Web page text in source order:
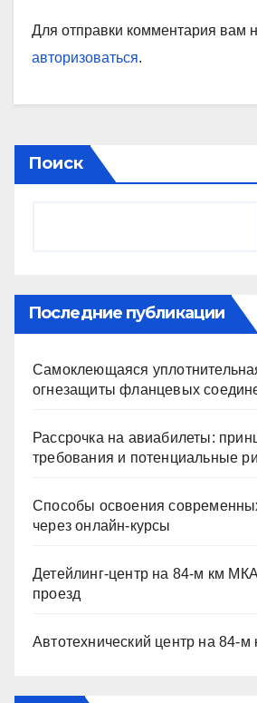
Для отправки комментария вам
авторизоваться.
Поиск
Последние публикации
Самоклеющаяся
огнезащиты фланцевых
Рассрочка на авиабилеты:
требования и потенциальные
Способы освоения
через онлайн-курсы
Детейлинг-центр на 84-м км
проезд
Автотехнический центр на 84-